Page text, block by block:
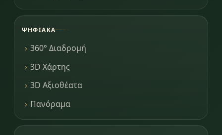
ΨΗΦΙΑΚΆ
360° Διαδρομή
3D Χάρτης
3D Αξιοθέατα
Πανόραμα